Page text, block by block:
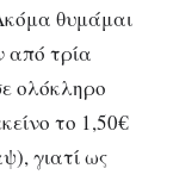
θυμάμαι
από τρία
ολόκληρο
το 1,50€
γιατί ως